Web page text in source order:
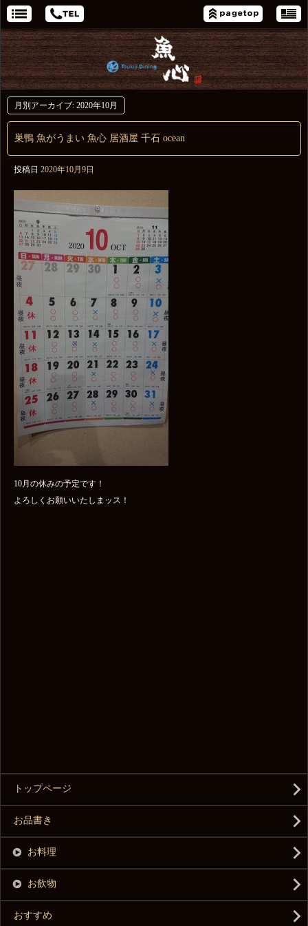
月別アーカイブ: 2020年10月
巣鴨 魚がうまい 魚心 居酒屋 千石 ocean
投稿日 2020年10月9日
10月の休みの予定です！
よろしくお願いいたしまッス！
トップページ
お品書き
お料理
お飲物
おすすめ